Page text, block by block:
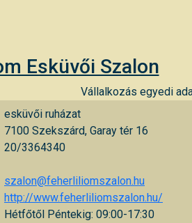
Esküvői Szalon
Vállalkozás egyedi
esküvői ruházat
7100 Szekszárd, Garay tér 16
20/3364340
szalon@feherliliomszalon.hu
http://www.feherliliomszalon.hu/
Hétfőtől Péntekig: 09:00-17:30